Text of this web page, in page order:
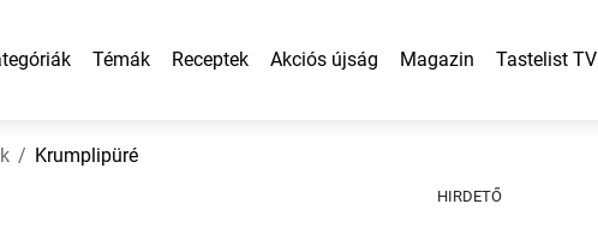
Témák Receptek Akciós újság Magazin Tastelist TV
Krumplipüré
HIRDETŐ